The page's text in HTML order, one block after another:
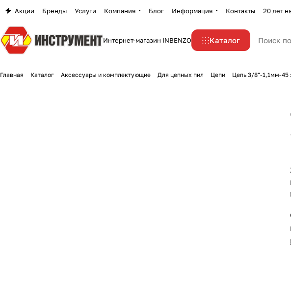
Акции Бренды Услуги Компания Блог Информация Контакты 20 лет
Интернет-магазин INBENZO Каталог
Главная Каталог Аксессуары и комплектующие Для цепных пил Цепи Цепь 3/8"-1,1мм-45